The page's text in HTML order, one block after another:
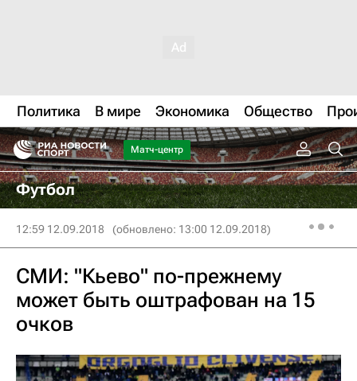
Политика В мире Экономика Общество
Матч-центр
Футбол
12:59 12.09.2018 (обновлено: 13:00 12.09.2018)
СМИ: "Кьево" по-прежнему
может быть оштрафован на 15
очков